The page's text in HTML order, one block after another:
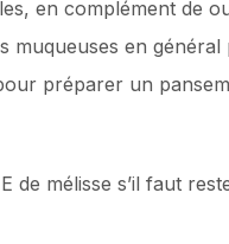
en complément de
muqueuses en
préparer un
de mélisse s’il faut